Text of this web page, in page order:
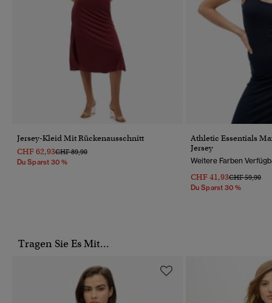
Jersey-Kleid Mit Rückenausschnitt
CHF 62,93Preis Wurde Reduziert Von
CHF 89,90Bis
Du Sparst 30 %
Athletic Essentials
Jersey
Weitere Farben
CHF 41,93Preis Wurde
CHF 59,90Bis
Du Sparst 30 %
Tragen Sie Es Mit...